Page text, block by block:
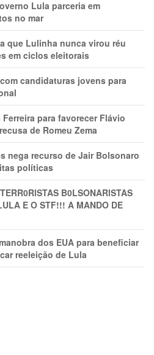
Lula parceria em
no mar
que Lulinha nunca virou réu
em ciclos eleitorais
candidaturas jovens para
para favorecer Flávio
de Romeu Zema
nega recurso de Jair Bolsonaro
políticas
B0LSONARlSTAS
E O STF!!! A MANDO DE
dos EUA para beneficiar
reeleição de Lula